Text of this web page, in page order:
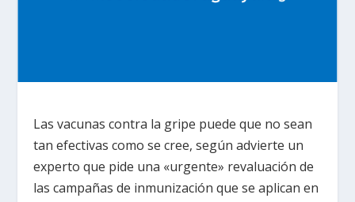
Las vacunas contra la gripe puede que no sean
tan efectivas como se cree, según advierte un
experto que pide una «urgente» revaluación de
las campañas de inmunización que se aplican en